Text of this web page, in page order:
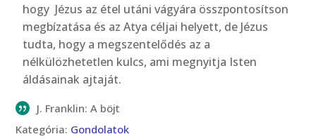
hogy Jézus az étel utáni vágyára összpontosítson
megbízatása és az Atya céljai helyett, de Jézus
tudta, hogy a megszentelődés az a
nélkülözhetetlen kulcs, ami megnyitja Isten
áldásainak ajtaját.
J. Franklin: A böjt
Kategória: Gondolatok